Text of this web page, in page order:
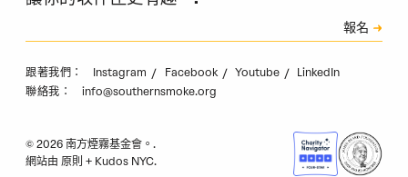
報名
跟著我們： Instagram Facebook Youtube LinkedIn
聯絡我： info@southernsmoke.org
© 2026 南方煙霧基金會。.
網站由 原則 + Kudos NYC.